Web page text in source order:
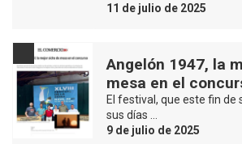
11 de julio de 2025
Angelón 1947, la
mesa en el
El festival, que este fin de
sus días …
9 de julio de 2025